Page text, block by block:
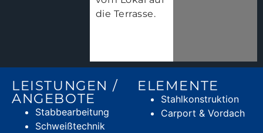
die Terrasse.
LEISTUNGEN /
ANGEBOTE
Stabbearbeitung
Schweißtechnik
ELEMENTE
Stahlkonstruktion
Carport & Vordach